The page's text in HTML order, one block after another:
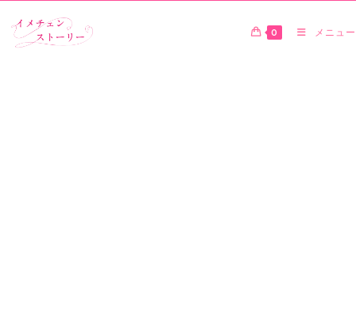
0 メニュー